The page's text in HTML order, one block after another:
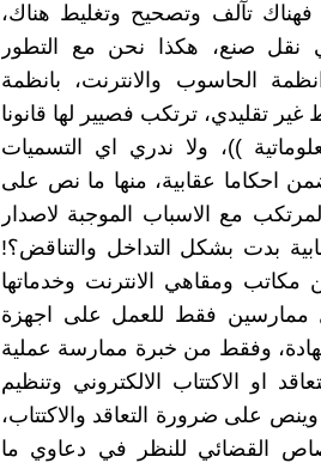
تآلف وتصحيح وتغليط هناك،
نقل صنع، هكذا نحن مع التطور
الحاسوب والانترنت، بانظمة
تقليدي، ترتكب فصيير لها قانونا
))، ولا ندري اي التسميات
احكاما عقابية، منها ما نص على
مع الاسباب الموجبة لاصدار
بدت بشكل التداخل والتناقض؟!
مكاتب ومقاهي الانترنت وخدماتها
ممارسين فقط للعمل على اجهزة
وفقط من خبرة ممارسة عملية
او الاكتتاب الالكتروني وتنظيم
على ضرورة التعاقد والاكتتاب،
القضائي للنظر في دعاوي ما